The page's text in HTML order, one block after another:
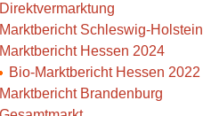
Schleswig-Holstein
Hessen 2024
Bio-Marktbericht Hessen 2022
Brandenburg